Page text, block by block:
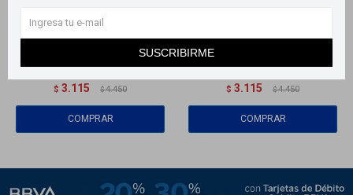
SUSCRIBIRME
Llega en
Jean Paul Gaultier Edp La
Belle 30ml
$ 3.115 $ 4.450
Jean Paul Gaultier La Belle
Paradise Garden - 30 ml
$ 3.115 $ 4.450